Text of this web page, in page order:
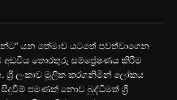
යන තේමාව යටතේ පවත්වාගෙන
තොරතුරු සම්ප්‍රේෂණය කිරීම
ලංකාව මූලික කරගනිමින් ලෝකය
සිදුවීම් පමණක් නොව බුද්ධිමත් ශ්‍රී